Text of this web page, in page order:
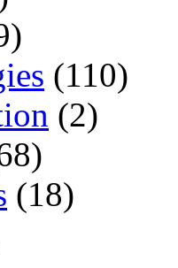
(110)
(2)
(18)